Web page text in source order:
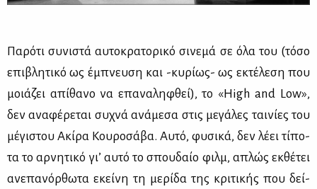
Πα­ρό­τι συ­νι­στά αυ­το­κρα­το­ρι­κό σι­νε­μά σε όλα του (τό­σο
επι­βλη­τι­κό ως έμπνευ­ση και -κυ­ρί­ως- ως εκτέ­λε­ση που
μοιά­ζει απί­θα­νο να επα­να­λη­φθεί), το «High and Low»,
δεν ανα­φέ­ρε­ται συ­χνά ανά­με­σα στις με­γά­λες ται­νί­ες του
μέ­γι­στου Ακί­ρα Κου­ρο­σά­βα. Αυ­τό, φυ­σι­κά, δεν λέ­ει τί­πο­
τα το αρ­νη­τι­κό γι’ αυ­τό το σπου­δαίο φιλμ, απλώς εκ­θέ­τει
ανε­πα­νόρ­θω­τα εκεί­νη τη με­ρί­δα της κρι­τι­κής που δεί­